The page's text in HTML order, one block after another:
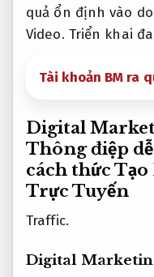
quả ổn định vào
Video. Triển khai
Tài khoản BM ra
Digital
Thông điệp
cách thức
Trực Tuyến
Traffic.
Digital